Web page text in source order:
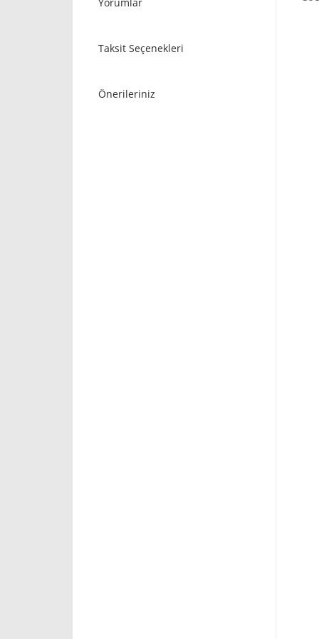
Taksit Seçenekleri
Önerileriniz